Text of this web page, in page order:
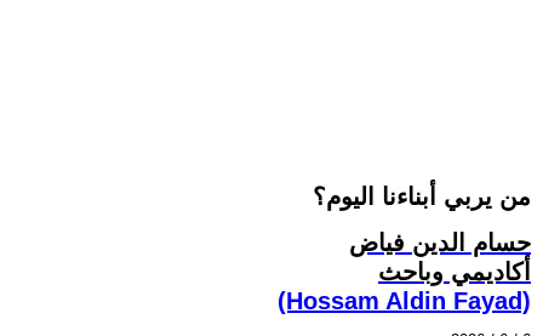
من يربي أبناءنا اليوم؟
حسام الدين فياض
أكاديمي وباحث
(Hossam Aldin Fayad)